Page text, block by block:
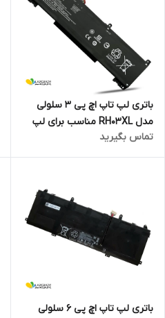
باتری لپ تاپ اچ پی 3 سلولی
مدل RH03XL مناسب برای لپ
تاپ PROBOOK 650 G8
تماس بگیرید
باتری لپ تاپ اچ پی 6 سلولی